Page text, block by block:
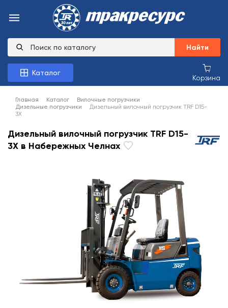
Найти
Каталог
Корзина
Главная Каталог
Вилочные погрузчики
Дизельные погрузчики
Дизельный вилочный погрузчик TRF D15-
3X
Дизельный вилочный погрузчик TRF D15-
3X в Набережных Челнах